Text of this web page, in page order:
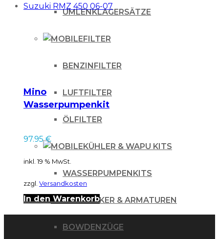
UMLENKLAGERSÄTZE
FILTER
BENZINFILTER
LUFTFILTER
ÖLFILTER
KÜHLER & WAPU KITS
WASSERPUMPENKITS
LENKER & ARMATUREN
BOWDENZÜGE
Mino
Wasserpumpenkit
Suzuki RMZ 450 06-
97.95€
inkl. 19 % MwSt.
zzgl. Versandkosten
In den Warenkorb